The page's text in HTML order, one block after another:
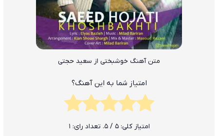
متن آهنگ خوشبختی از سعید حجتی
امتیاز شما به این آهنگ؟
امتیاز کلی:5 / 5. تعداد رای: 1